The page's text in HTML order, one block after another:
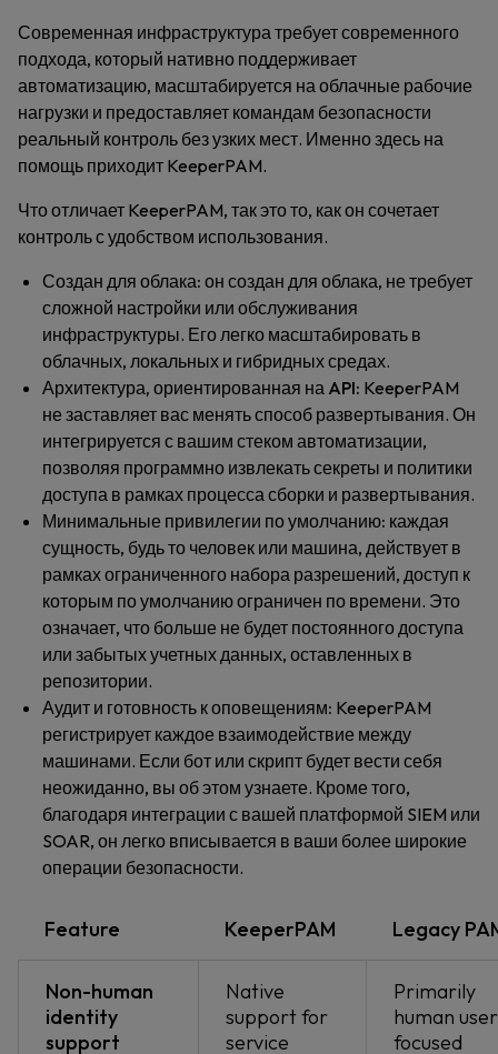
Современная инфраструктура требует современного
подхода, который нативно поддерживает
автоматизацию, масштабируется на облачные рабочие
нагрузки и предоставляет командам безопасности
реальный контроль без узких мест. Именно здесь на
помощь приходит KeeperPAM.
Что отличает KeeperPAM, так это то, как он сочетает
контроль с удобством использования.
Создан для облака: он создан для облака, не требует
сложной настройки или обслуживания
инфраструктуры. Его легко масштабировать в
облачных, локальных и гибридных средах.
Архитектура, ориентированная на API: KeeperPAM
не заставляет вас менять способ развертывания. Он
интегрируется с вашим стеком автоматизации,
позволяя программно извлекать секреты и политики
доступа в рамках процесса сборки и развертывания.
Минимальные привилегии по умолчанию: каждая
сущность, будь то человек или машина, действует в
рамках ограниченного набора разрешений, доступ к
которым по умолчанию ограничен по времени. Это
означает, что больше не будет постоянного доступа
или забытых учетных данных, оставленных в
репозитории.
Аудит и готовность к оповещениям: KeeperPAM
регистрирует каждое взаимодействие между
машинами. Если бот или скрипт будет вести себя
неожиданно, вы об этом узнаете. Кроме того,
благодаря интеграции с вашей платформой SIEM или
SOAR, он легко вписывается в ваши более широкие
операции безопасности.
Feature KeeperPAM Legacy
Non-human
identity
support
Native
support for
service
Primarily
human
focused